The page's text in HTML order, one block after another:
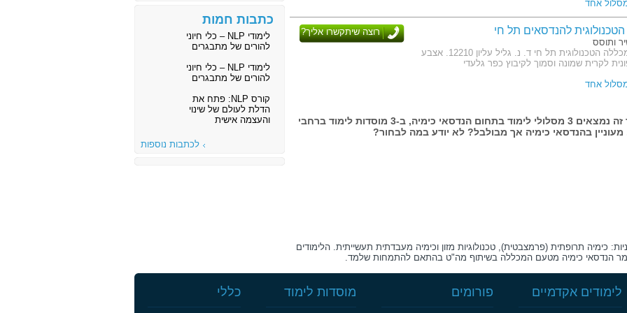
אחד
להנדסאים תל חי
ותוסס
כתובת: המכללה הטכנולוגית תל חי ד. נ. גליל עליון 12210. אצבע
לקרית שמונה וסמוך לקיבוץ כפר גלעדי
רוצה שיתקשרו אליך?
אחד
בעמוד זה נמצאים 3 מסלולי לימוד בתחום הנדסאי כימיה, ב-3 מוסדות לימוד ברחבי
בהנדסאי כימיה אך מבולבל? לא יודע במה לבחור?
כימיה תרופתית (פרמצבטית), טכנולוגיות מזון וכימיה מעבדתית תעשייתית. הלימודים
גמר הנדסאי כימיה מטעם המכללה בשיתוף מה"ט בהתאם להתמחות שלמד.
כתבות חמות
לימודי NLP – כלי חיוני
להורים של מתבגרים
לימודי NLP – כלי חיוני
להורים של מתבגרים
קורס NLP: פתח את
הדלת לעולם של שינוי
והעצמה אישית
לכתבות נוספות
לימודים אקדמיים פורומים מוסדות לימוד כללי